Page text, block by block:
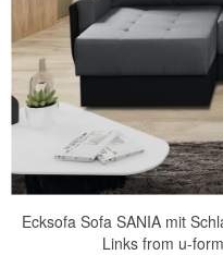
Ecksofa Sofa SANIA mit
Links from u-